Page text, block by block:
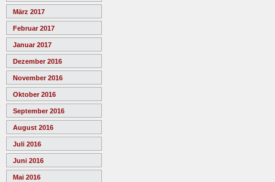
März 2017
Februar 2017
Januar 2017
Dezember 2016
November 2016
Oktober 2016
September 2016
August 2016
Juli 2016
Juni 2016
Mai 2016